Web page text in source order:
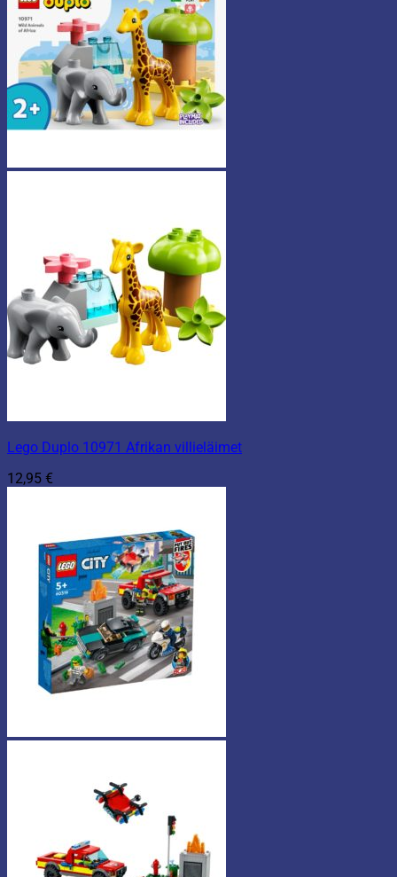
Lego Duplo 10971 Afrikan villieläimet
12,95 €